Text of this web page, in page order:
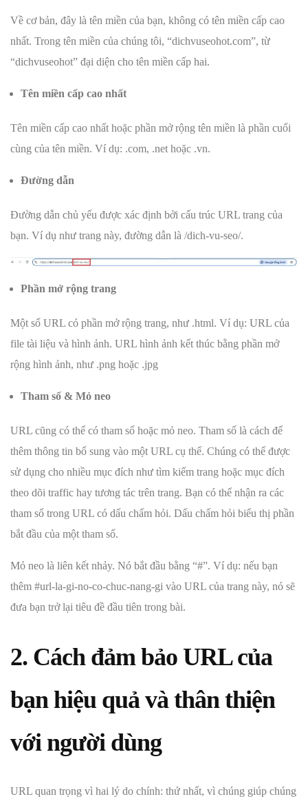
Về cơ bản, đây là tên miền của bạn, không có tên miền cấp cao
nhất. Trong tên miền của chúng tôi, “dichvuseohot.com”, từ
“dichvuseohot” đại diện cho tên miền cấp hai.
Tên miền cấp cao nhất
Tên miền cấp cao nhất hoặc phần mở rộng tên miền là phần cuối
cùng của tên miền. Ví dụ: .com, .net hoặc .vn.
Đường dẫn
Đường dẫn chủ yếu được xác định bởi cấu trúc URL trang của
bạn. Ví dụ như trang này, đường dẫn là /dich-vu-seo/.
Phần mở rộng trang
Một số URL có phần mở rộng trang, như .html. Ví dụ: URL của
file tài liệu và hình ảnh. URL hình ảnh kết thúc bằng phần mở
rộng hình ảnh, như .png hoặc .jpg
Tham số & Mỏ neo
URL cũng có thể có tham số hoặc mỏ neo. Tham số là cách để
thêm thông tin bổ sung vào một URL cụ thể. Chúng có thể được
sử dụng cho nhiều mục đích như tìm kiếm trang hoặc mục đích
theo dõi traffic hay tương tác trên trang. Bạn có thể nhận ra các
tham số trong URL có dấu chấm hỏi. Dấu chấm hỏi biểu thị phần
bắt đầu của một tham số.
Mỏ neo là liên kết nhảy. Nó bắt đầu bằng “#”. Ví dụ: nếu bạn
thêm #url-la-gi-no-co-chuc-nang-gi vào URL của trang này, nó sẽ
đưa bạn trở lại tiêu đề đầu tiên trong bài.
2. Cách đảm bảo URL của
bạn hiệu quả và thân thiện
với người dùng
URL quan trọng vì hai lý do chính: thứ nhất, vì chúng giúp chúng